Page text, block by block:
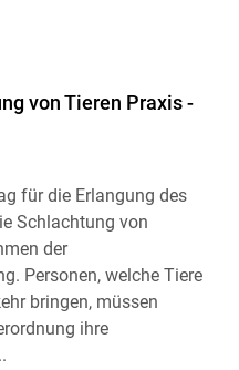
von Tieren Praxis -
für die Erlangung des
Schlachtung von
der
Personen, welche Tiere
bringen, müssen
ihre